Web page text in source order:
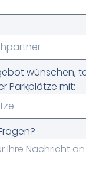
wünschen,
Parkplätze mit: